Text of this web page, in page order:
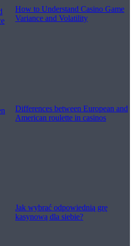
How to Understand Casino Game
Variance and Volatility
Differences between European and
American roulette in casinos
Jak wybrać odpowiednią grę
kasynową dla siebie?